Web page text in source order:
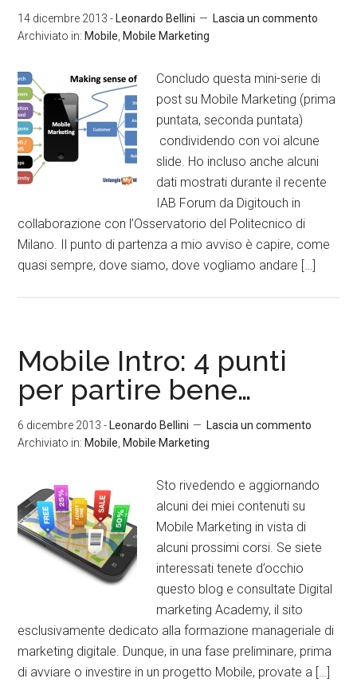
14 dicembre 2013 - Leonardo Bellini
Lascia un commento
Archiviato in: Mobile Mobile Marketing
Concludo questa mini-serie di
post su Mobile Marketing (prima
puntata, seconda puntata)
condividendo con voi alcune
slide. Ho incluso anche alcuni
dati mostrati durante il recente
IAB Forum da Digitouch in
collaborazione con l’Osservatorio del Politecnico di
Milano. Il punto di partenza a mio avviso è capire, come
quasi sempre, dove siamo, dove vogliamo andare […]
Mobile Intro: 4 punti
per partire bene…
6 dicembre 2013 - Leonardo Bellini
Lascia un commento
Archiviato in: Mobile Mobile Marketing
Sto rivedendo e aggiornando
alcuni dei miei contenuti su
Mobile Marketing in vista di
alcuni prossimi corsi. Se siete
interessati tenete d’occhio
questo blog e consultate Digital
marketing Academy, il sito
esclusivamente dedicato alla formazione manageriale di
marketing digitale. Dunque, in una fase preliminare, prima
di avviare o investire in un progetto Mobile, provate a […]